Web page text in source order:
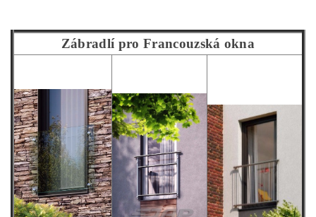
Zábradlí pro Francouzská okna